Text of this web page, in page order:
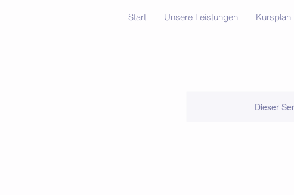
Start Unsere Leistungen Kursplan
Dieser